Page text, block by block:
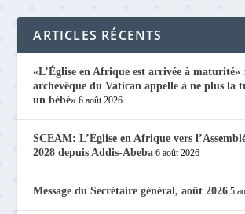
ARTICLES RÉCENTS
«L’Église en Afrique est arrivée à maturité»
archevêque du Vatican appelle à ne plus la
un bébé» 6 août 2026
SCEAM: L’Église en Afrique vers
2028 depuis Addis-Abeba 6 août 2026
Message du Secrétaire général, août 2026 5